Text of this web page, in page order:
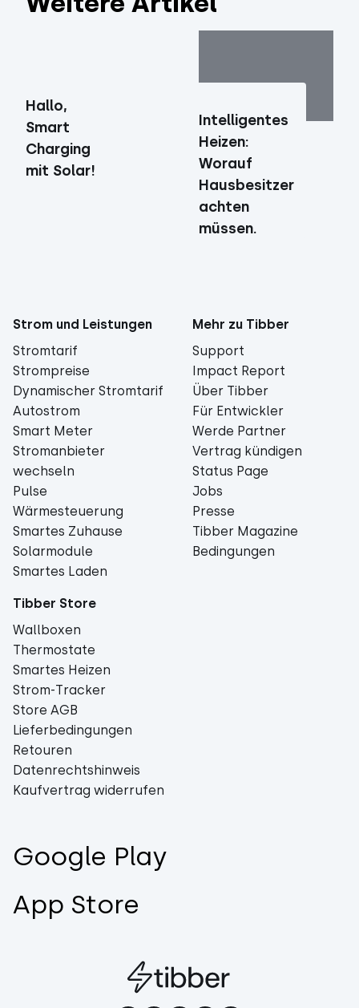
Hallo,
Smart
Charging
mit Solar!
Intelligentes
Heizen:
Worauf
Hausbesitzer
achten
müssen.
Strom und Leistungen
Stromtarif
Strompreise
Dynamischer Stromtarif
Autostrom
Smart Meter
Stromanbieter
wechseln
Pulse
Wärmesteuerung
Smartes Zuhause
Solarmodule
Smartes Laden
Mehr zu Tibber
Support
Impact Report
Über Tibber
Für Entwickler
Werde Partner
Vertrag kündigen
Status Page
Jobs
Presse
Tibber Magazine
Bedingungen
Tibber Store
Wallboxen
Thermostate
Smartes Heizen
Strom-Tracker
Store AGB
Lieferbedingungen
Retouren
Datenrechtshinweis
Kaufvertrag widerrufen
Google Play
App Store